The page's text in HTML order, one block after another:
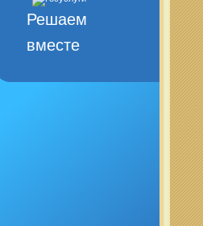
Решаем
вместе